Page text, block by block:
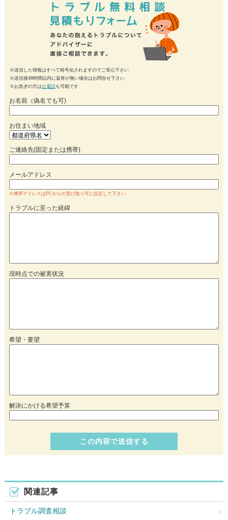
※送信した情報はすべて暗号化されますのでご安心下さい
※送信後48時間以内に返答が無い場合はお問合せ下さい
※お急ぎの方は お電話も可能です
お名前（偽名でも可)
お住まい地域
ご連絡先(固定または携帯)
メールアドレス
※携帯アドレスはPCからの受け取り可に設定して下さい
トラブルに至った経緯
現時点での被害状況
希望・要望
解決にかける希望予算
関連記事
トラブル調査相談